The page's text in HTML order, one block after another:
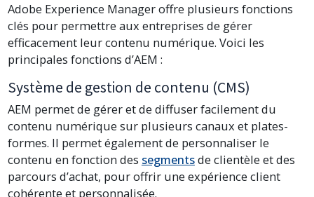
Adobe Experience Manager offre plusieurs fonctions
clés pour permettre aux entreprises de gérer
efficacement leur contenu numérique. Voici les
principales fonctions d’AEM :
Système de gestion de contenu (CMS)
AEM permet de gérer et de diffuser facilement du
contenu numérique sur plusieurs canaux et plates-
formes. Il permet également de personnaliser le
contenu en fonction des segmentsde clientèle et des
parcours d’achat, pour offrir une expérience client
cohérente et personnalisée.